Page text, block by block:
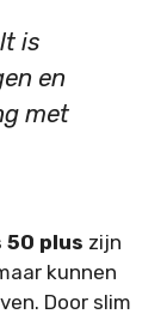
is
en
met
plus zijn
kunnen
Door slim